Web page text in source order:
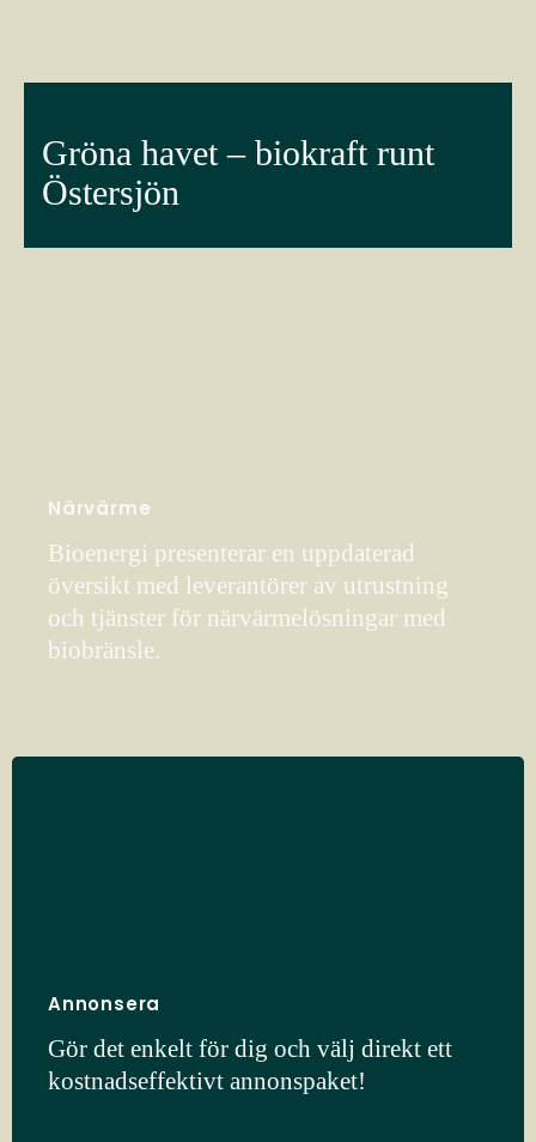
Gröna havet – biokraft runt
Östersjön
Närvärme
Bioenergi presenterar en uppdaterad
översikt med leverantörer av utrustning
och tjänster för närvärmelösningar med
biobränsle.
Annonsera
Gör det enkelt för dig och välj direkt ett
kostnadseffektivt annonspaket!